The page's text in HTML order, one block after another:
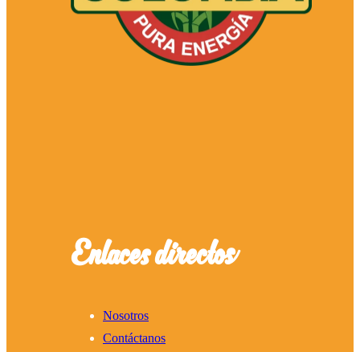
Enlaces directos
Nosotros
Contáctanos